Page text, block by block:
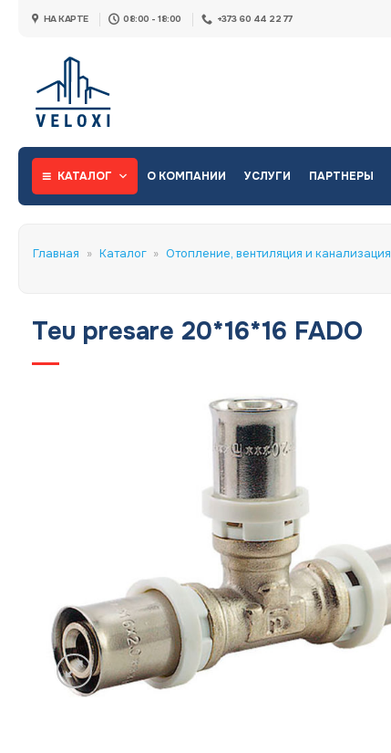
НА КАРТЕ 08:00 - 18:00 +373 60 44 22 77
КАТАЛОГ О КОМПАНИИ УСЛУГИ ПАРТНЕРЫ
Главная » Каталог » Отопление, вентиляция и канализация
Teu presare 20*16*16 FADO